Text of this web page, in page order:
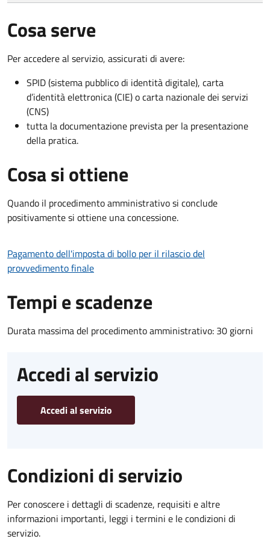
Cosa serve
Per accedere al servizio, assicurati di avere:
SPID (sistema pubblico di identità digitale), carta
d’identità elettronica (CIE) o carta nazionale dei servizi
(CNS)
tutta la documentazione prevista per la presentazione
della pratica.
Cosa si ottiene
Quando il procedimento amministrativo si conclude
positivamente si ottiene una concessione.
Pagamento dell'imposta di bollo per il rilascio del
provvedimento finale
Tempi e scadenze
Durata massima del procedimento amministrativo: 30 giorni
Accedi al servizio
Accedi al servizio
Condizioni di servizio
Per conoscere i dettagli di scadenze, requisiti e altre
informazioni importanti, leggi i termini e le condizioni di
servizio.